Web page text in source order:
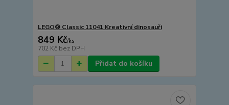
LEGO® Classic 11041 Kreativní dinosauři
849 Kč/ks
702 Kč bez DPH
Přidat do košíku